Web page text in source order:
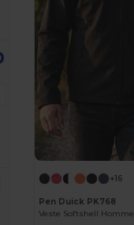
+16
Pen Duick PK768
Veste Softshell Homme